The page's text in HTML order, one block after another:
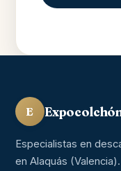
E
Especialistas en
en Alaquás (Valencia).